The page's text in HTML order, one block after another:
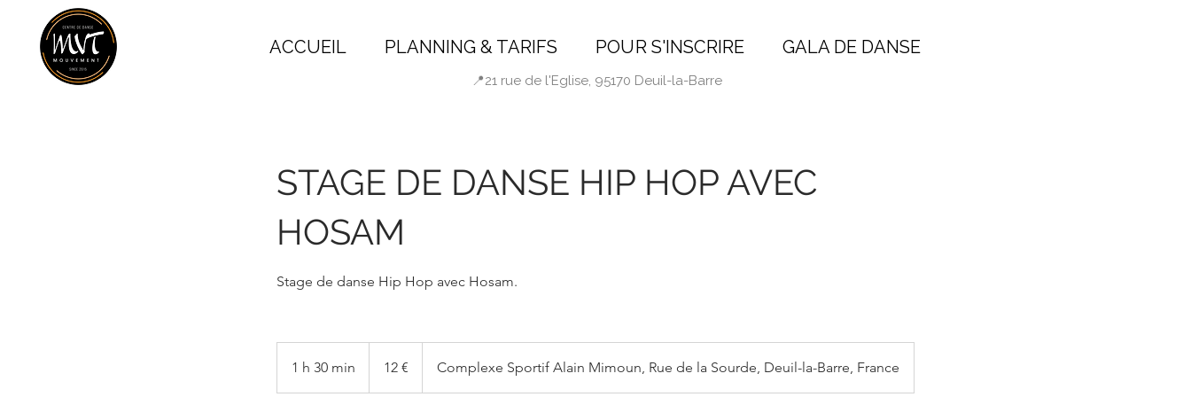
ACCUEIL PLANNING & TARIFS POUR S'INSCRIRE GALA DE DANSE
📍21 rue de l'Eglise, 95170 Deuil-la-Barre
STAGE DE DANSE HIP HOP AVEC
HOSAM
Stage de danse Hip Hop avec Hosam.
1 h 30 min
3
12 € Complexe Sportif Alain Mimoun, Rue de la Sourde, Deuil-la-Barre, France